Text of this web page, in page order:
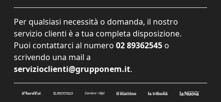
Per qualsiasi necessità o domanda, il nostro
servizio clienti è a tua completa disposizione.
Puoi contattarci al numero 02 89362545 o
scrivendo una mail a
servizioclienti@grupponem.it.